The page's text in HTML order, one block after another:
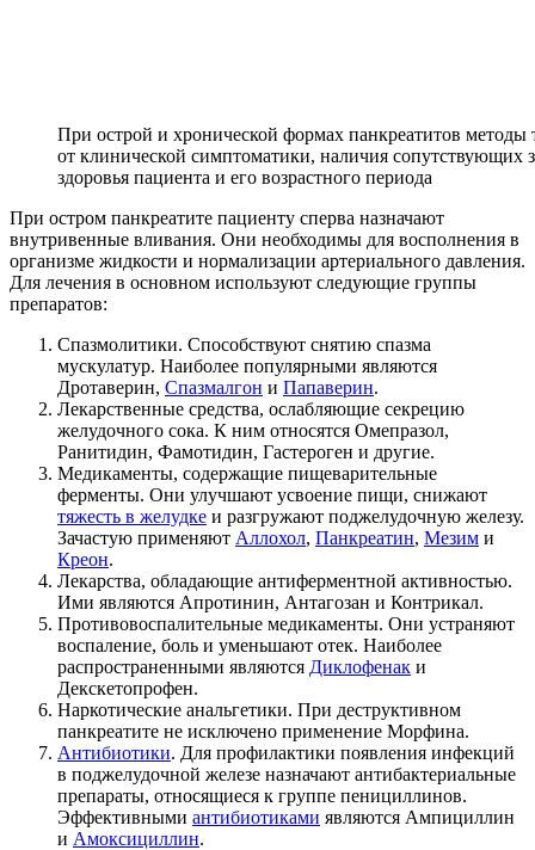
При острой и хронической формах панкреатитов методы
от клинической симптоматики, наличия сопутствующих
здоровья пациента и его возрастного периода
При остром панкреатите пациенту сперва назначают
внутривенные вливания. Они необходимы для восполнения в
организме жидкости и нормализации артериального давления.
Для лечения в основном используют следующие группы
препаратов:
Спазмолитики. Способствуют снятию спазма
мускулатур. Наиболее популярными являются
Дротаверин, Спазмалгон и Папаверин.
Лекарственные средства, ослабляющие секрецию
желудочного сока. К ним относятся Омепразол,
Ранитидин, Фамотидин, Гастероген и другие.
Медикаменты, содержащие пищеварительные
ферменты. Они улучшают усвоение пищи, снижают
тяжесть в желудке и разгружают поджелудочную железу.
Зачастую применяют Аллохол, Панкреатин, Мезим и
Креон.
Лекарства, обладающие антиферментной активностью.
Ими являются Апротинин, Антагозан и Контрикал.
Противовоспалительные медикаменты. Они устраняют
воспаление, боль и уменьшают отек. Наиболее
распространенными являются Диклофенак и
Декскетопрофен.
Наркотические анальгетики. При деструктивном
панкреатите не исключено применение Морфина.
Антибиотики. Для профилактики появления инфекций
в поджелудочной железе назначают антибактериальные
препараты, относящиеся к группе пенициллинов.
Эффективными антибиотиками являются Ампициллин
и Амоксициллин.